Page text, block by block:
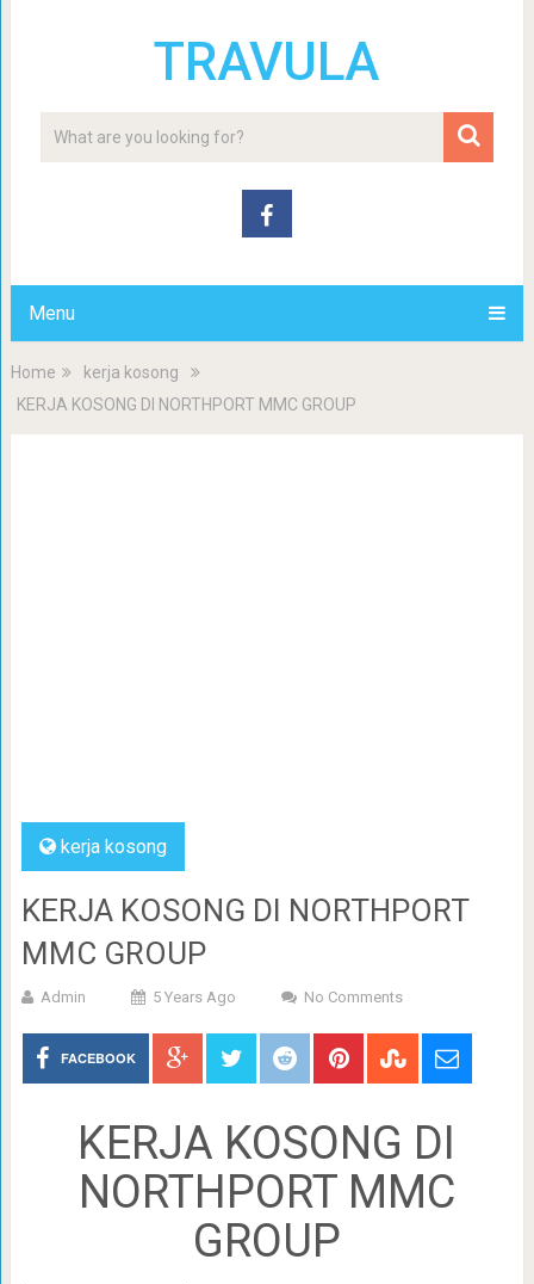
TRAVULA
Menu
Home
kerja kosong
KERJA KOSONG DI NORTHPORT MMC GROUP
kerja kosong
KERJA KOSONG DI NORTHPORT
MMC GROUP
Admin 5 Years Ago No Comments
FACEBOOK
KERJA KOSONG DI
NORTHPORT MMC
GROUP